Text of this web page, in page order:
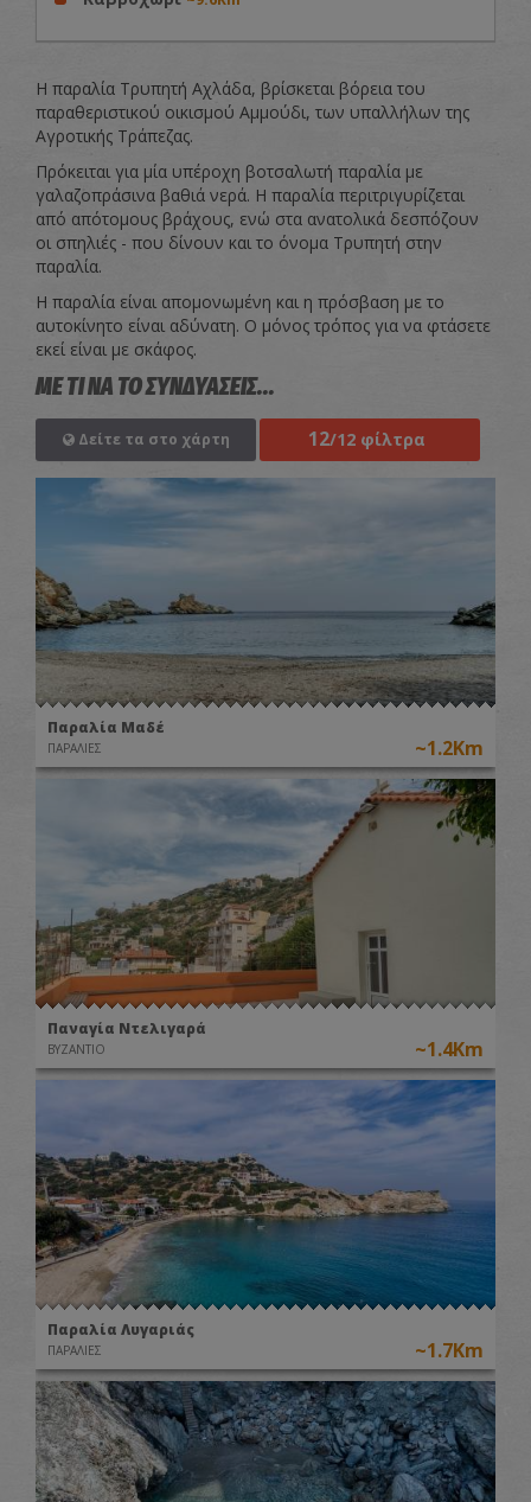
Η παραλία Τρυπητή Αχλάδα, βρίσκεται βόρεια του
παραθεριστικού οικισμού Αμμούδι, των υπαλλήλων της
Αγροτικής Τράπεζας.
Πρόκειται για μία υπέροχη βοτσαλωτή παραλία με
γαλαζοπράσινα βαθιά νερά. Η παραλία περιτριγυρίζεται
από απότομους βράχους, ενώ στα ανατολικά δεσπόζουν
οι σπηλιές - που δίνουν και το όνομα Τρυπητή στην
παραλία.
Η παραλία είναι απομονωμένη και η πρόσβαση με το
αυτοκίνητο είναι αδύνατη. Ο μόνος τρόπος για να φτάσετε
εκεί είναι με σκάφος.
ΜΕ ΤΙ ΝΑ ΤΟ ΣΥΝΔΥΑΣΕΙΣ...
Δείτε τα στο χάρτη 12/12 φίλτρα
Παραλία Μαδέ
ΠΑΡΑΛΙΕΣ ~1.2Km
Παναγία Ντελιγαρά
ΒΥΖΑΝΤΙΟ ~1.4Km
Παραλία Λυγαριάς
ΠΑΡΑΛΙΕΣ ~1.7Km